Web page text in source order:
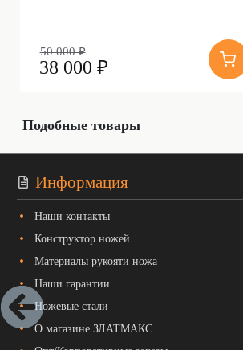
50 000 ₽
38 000 ₽
Подобные товары
Информация
Наши контакты
Конструктор ножей
Материалы рукояти ножа
Наши гарантии
Ножевые стали
О магазине ЗЛАТМАКС